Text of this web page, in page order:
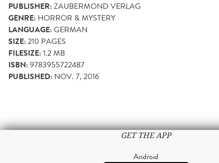
PUBLISHER:ZAUBERMOND VERLAG
GENRE: HORROR & MYSTERY
LANGUAGE:GERMAN
SIZE:210 PAGES
FILESIZE:1.2 MB
ISBN:9783955722487
PUBLISHED: NOV. 7, 2016
GET THE APP
Android